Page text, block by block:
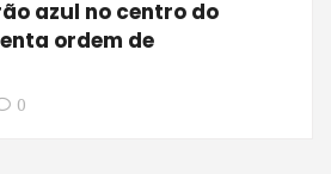
azul no centro do
ordem de
0